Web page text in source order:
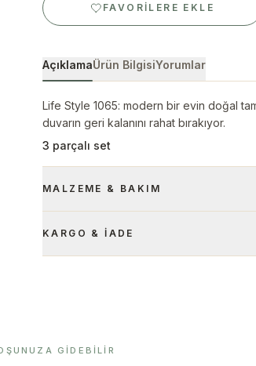
FAVORILERE EKLE
AçıklamaÜrün BilgisiYorumlar
Life Style 1065: modern bir evin doğal
duvarın geri kalanını rahat bırakıyor.
3 parçalı set
MALZEME & BAKIM
KARGO & İADE
GIDEBILIR